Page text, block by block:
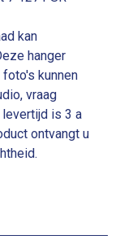
kan
hanger
kunnen
vraag
is 3 a
ontvangt u